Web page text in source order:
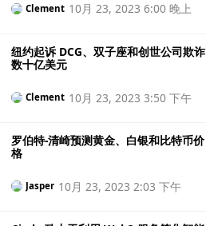
Clement 10月 23, 2023 6:00 晚上
纽约起诉 DCG、双子座和创世公司欺诈
数十亿美元
Clement 10月 23, 2023 3:50 下午
罗伯特-清崎预测黄金、白银和比特币价
格
Jasper 10月 23, 2023 2:03 下午